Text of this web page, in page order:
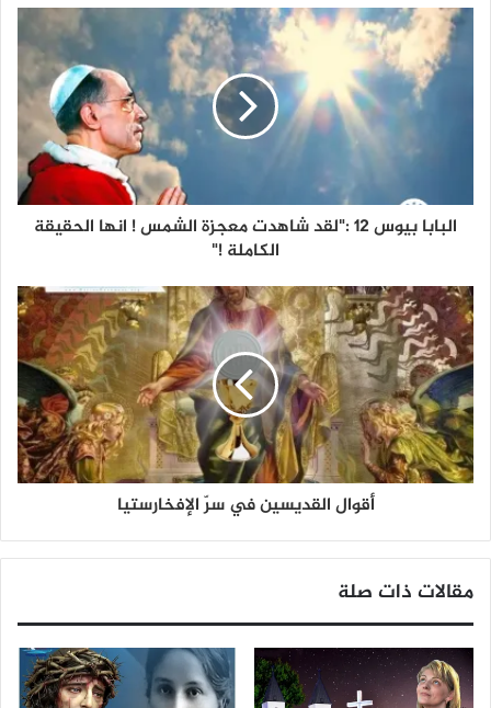
البابا بيوس 12 :"لقد شاهدت معجزة الشمس ! انها الحقيقة
الكاملة !"
أقوال القديسين في سرّ الإفخارستيا
مقالات ذات صلة